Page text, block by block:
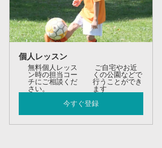
個人レッスン
無料個人レッス
ン時の担当コー
チにご相談くだ
さい。
くの公園などで
行うことができ
ます
今すぐ登録